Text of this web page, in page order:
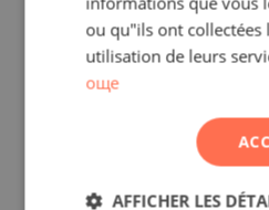
ou qu"ils ont collectées
utilisation de leurs
още
AFFICHER LES